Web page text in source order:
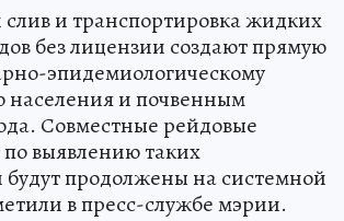
и транспортировка жидких
без лицензии создают прямую
эпидемиологическому
населения и почвенным
Совместные рейдовые
выявлению таких
продолжены на системной
в пресс-службе мэрии.